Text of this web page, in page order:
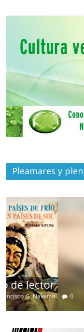
Pleamares y
Un vergel
nostalgia
12 octubre, 2024